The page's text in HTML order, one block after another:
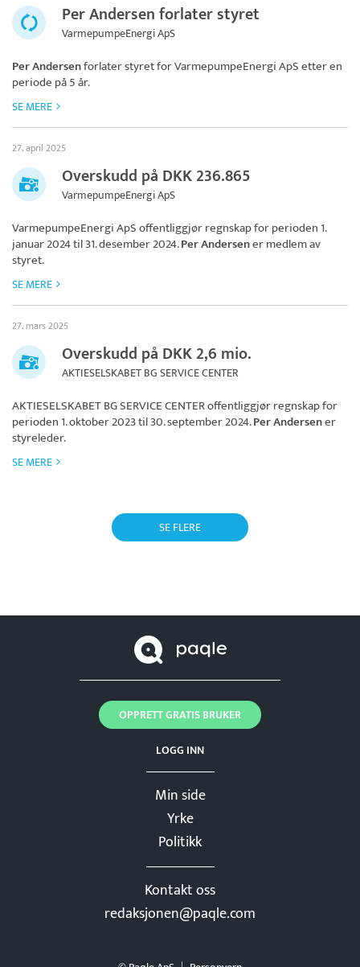
Per Andersen forlater styret
VarmepumpeEnergi ApS
Per Andersenforlater styret forVarmepumpeEnergi ApSetter en
periode på 5 år.
SE MERE
27. april 2025
Overskudd på DKK 236.865
VarmepumpeEnergi ApS
VarmepumpeEnergi ApSoffentliggjør regnskap for perioden 1.
januar 2024 til 31. desember 2024.Per Andersener medlem av
styret.
SE MERE
27. mars 2025
Overskudd på DKK 2,6 mio.
AKTIESELSKABET BG SERVICE CENTER
AKTIESELSKABET BG SERVICE CENTERoffentliggjør regnskap for
perioden 1. oktober 2023 til 30. september 2024.Per Andersener
styreleder.
SE MERE
SE FLERE
Min side
Yrke
Politikk
Kontakt oss
redaksjonen@paqle.com
LOGG INN
OPPRETT GRATIS BRUKER